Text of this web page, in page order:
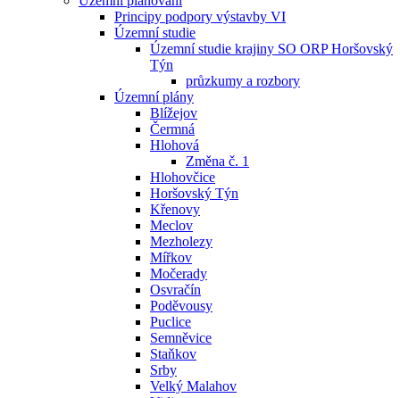
Principy podpory výstavby VI
Územní studie
Územní studie krajiny SO ORP Horšovský
Týn
průzkumy a rozbory
Územní plány
Blížejov
Čermná
Hlohová
Změna č. 1
Hlohovčice
Horšovský Týn
Křenovy
Meclov
Mezholezy
Mířkov
Močerady
Osvračín
Poděvousy
Puclice
Semněvice
Staňkov
Srby
Velký Malahov